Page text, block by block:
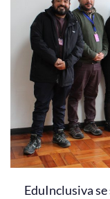
EduInclusiva